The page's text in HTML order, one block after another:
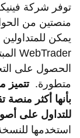
توفر شركة
منصتين من
الحصول على
متطورة.تتميز
بأنها أكثر منصة
للتداول على